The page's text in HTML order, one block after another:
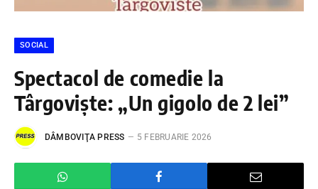
SOCIAL
Spectacol de comedie la
Târgoviște: „Un gigolo de 2 lei”
DÂMBOVIŢA PRESS 5 FEBRUARIE 2026